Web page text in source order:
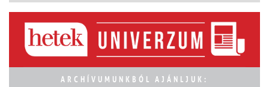
ARCHÍVUMUNKBÓL AJÁNLJUK: